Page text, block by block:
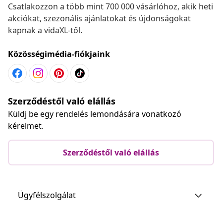
Csatlakozzon a több mint 700 000 vásárlóhoz, akik heti
akciókat, szezonális ajánlatokat és újdonságokat
kapnak a vidaXL-től.
Közösségimédia-fiókjaink
Szerződéstől való elállás
Küldj be egy rendelés lemondására vonatkozó
kérelmet.
Szerződéstől való elállás
Ügyfélszolgálat